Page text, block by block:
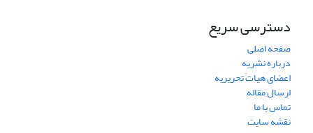
دسترسی سریع
صفحه اصلی
درباره نشریه
اعضای هیات تحریریه
ارسال مقاله
تماس با ما
نقشه سایت